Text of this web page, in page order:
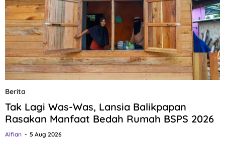
Berita
Tak Lagi Was-Was, Lansia Balikpapan
Rasakan Manfaat Bedah Rumah BSPS 2026
Alfian 5 Aug 2026